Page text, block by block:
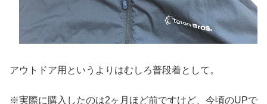
アウトドア用というよりはむしろ普段着として。
※実際に購入したのは2ヶ月ほど前ですけど、今頃のUPで